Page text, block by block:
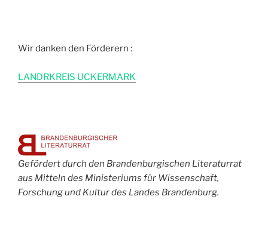
Wir danken den Förderern :
LANDRKREIS UCKERMARK
Gefördert durch den Brandenburgischen Literaturrat
aus Mitteln des Ministeriums für Wissenschaft,
Forschung und Kultur des Landes Brandenburg.